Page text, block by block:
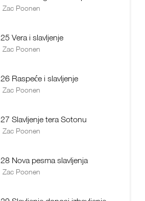
Zac Poonen
25 Vera i slavljenje
Zac Poonen
26 Raspeće i slavljenje
Zac Poonen
27 Slavljenje tera Sotonu
Zac Poonen
28 Nova pesma slavljenja
Zac Poonen